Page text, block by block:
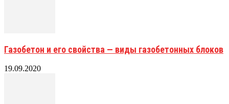
Газобетон и его свойства — виды газобетонных блоков
19.09.2020